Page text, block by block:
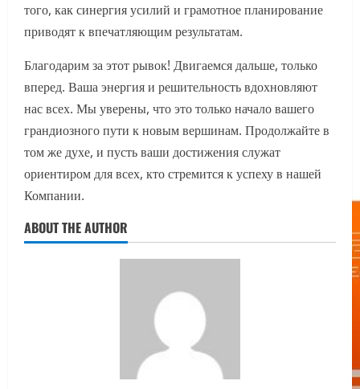
того, как синергия усилий и грамотное планирование
приводят к впечатляющим результатам.
Благодарим за этот рывок! Двигаемся дальше, только
вперед. Ваша энергия и решительность вдохновляют
нас всех. Мы уверены, что это только начало вашего
грандиозного пути к новым вершинам. Продолжайте в
том же духе, и пусть ваши достижения служат
ориентиром для всех, кто стремится к успеху в нашей
Компании.
ABOUT THE AUTHOR